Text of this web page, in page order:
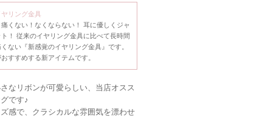
リング金具
くない！なくならない！ 耳に優しくジャ
ト！ 従来のイヤリング金具に比べて長時間
ない『新感覚のイヤリング金具』です。
すすめする新アイテムです。
なリボンが可愛らしい、当店オスス
です♪
感で、クラシカルな雰囲気を漂わせ